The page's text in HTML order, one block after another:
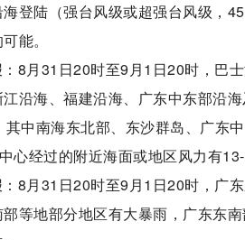
登陆（强台风级或超强台风级，
能。
8月31日20时至9月1日20时，巴
沿海、福建沿海、广东中东部沿
其中南海东北部、东沙群岛、广东
心经过的附近海面或地区风力有
8月31日20时至9月1日20时，广
等地部分地区有大暴雨，广东东